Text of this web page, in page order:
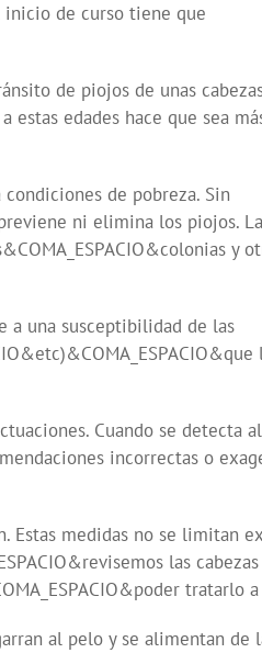
inicio de curso tiene que
de piojos de unas
estas edades hace que sea
de pobreza. Sin
ni elimina los piojos.
y
a una susceptibilidad de las
Cuando se detecta
incorrectas o
Estas medidas no se limitan
las
tratarlo
al pelo y se alimentan de